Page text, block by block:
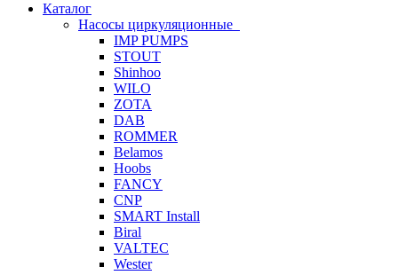
Каталог
Насосы циркуляционные
IMP PUMPS
STOUT
Shinhoo
WILO
ZOTA
DAB
ROMMER
Belamos
Hoobs
FANCY
CNP
SMART Install
Biral
VALTEC
Wester